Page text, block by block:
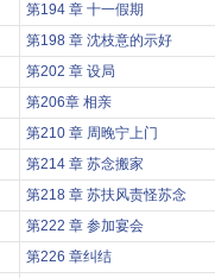
第194 章 十一假期
第198 章 沈枝意的示好
第202 章 设局
第206章 相亲
第210 章 周晚宁上门
第214 章 苏念搬家
第218 章 苏扶风责怪苏念
第222 章 参加宴会
第226 章纠结